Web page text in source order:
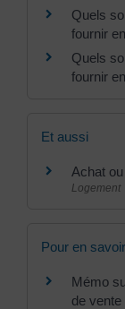
Quels
fournir
Quels
fournir
Et aussi
Achat
Logement
Pour en
Mémo
de vente